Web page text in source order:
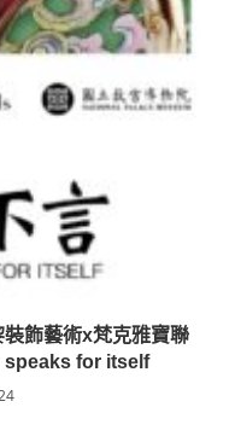
飾藝術x梵克雅寶聯
speaks for itself